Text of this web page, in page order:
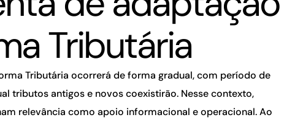
Tributária
Tributária ocorrerá de forma gradual, com período de
tributos antigos e novos coexistirão. Nesse contexto,
relevância como apoio informacional e operacional. Ao